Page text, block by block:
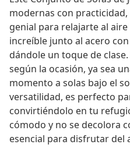
modernas con
genial para relajarte al
increíble junto al acero
dándole un toque de
según la ocasión, ya sea
momento a solas bajo el
versatilidad, es perfecto
convirtiéndolo en tu
cómodo y no se decolora
esencial para disfrutar del